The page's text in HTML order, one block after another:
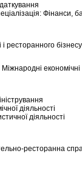
Фінанси,
ресторанного бізнесу
діяльності
діяльності
ресторанна